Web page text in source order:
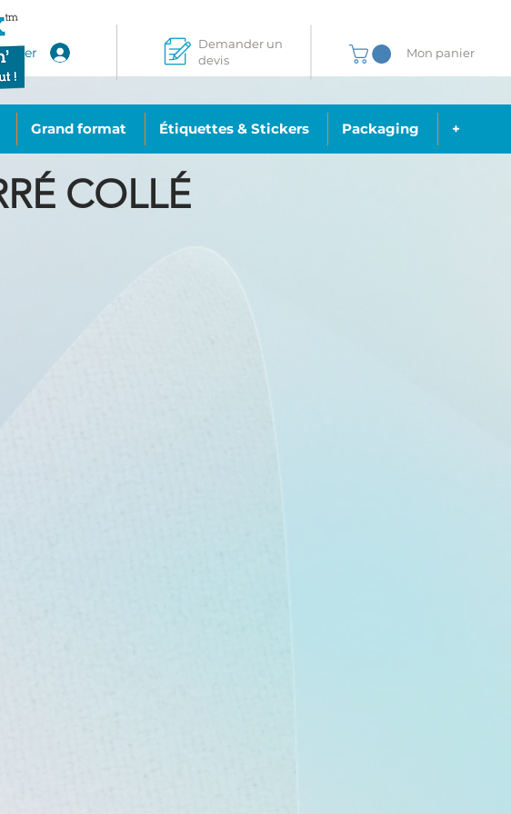
Demander un
devis
Mon panier
Grand format Étiquettes & Stickers Packaging +
COLLÉ